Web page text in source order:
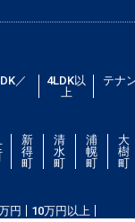
／
4LDK以
上
テナ
新
得
町
清
水
町
浦
幌
町
大
樹
町
円 10万円以上